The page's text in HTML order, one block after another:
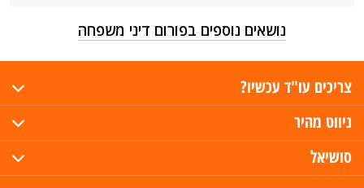
נושאים נוספים בפורום דיני משפחה
צריכים עו"ד עכשיו?
ניווט מהיר
סושיאל